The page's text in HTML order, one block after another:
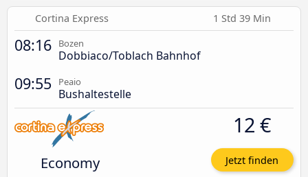
Cortina Express 1 Std 39 Min
08:16 Bozen
Dobbiaco/Toblach Bahnhof
09:55 Peaio
Bushaltestelle
Economy
12 €
Jetzt finden